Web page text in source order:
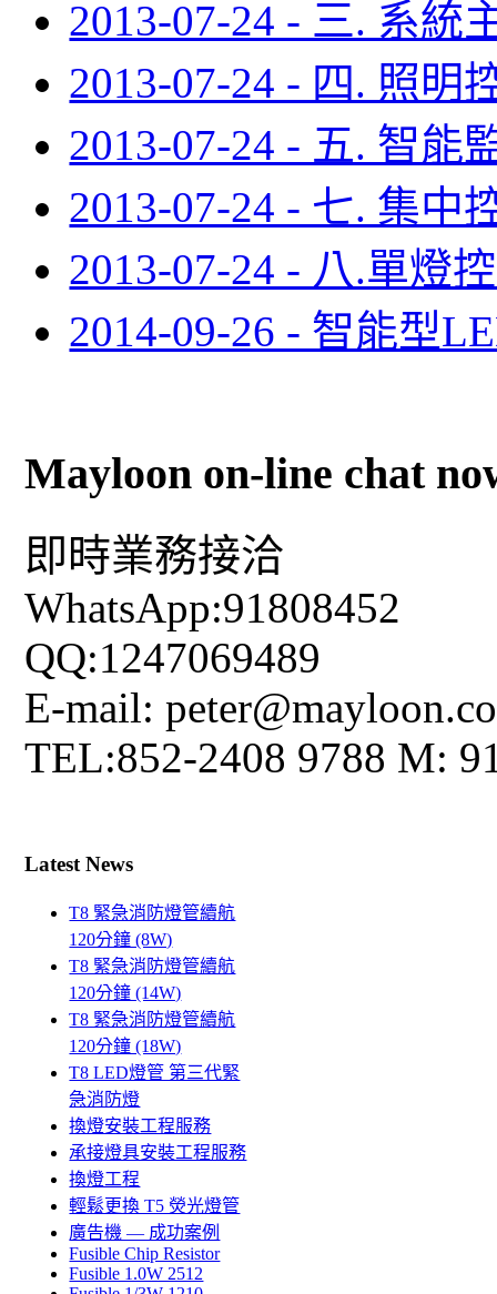
2013-07-24 - 三. 系統
2013-07-24 - 四. 照明
2013-07-24 - 五. 智能
2013-07-24 - 七. 集中
2013-07-24 - 八.單燈
2014-09-26 - 智能型
Mayloon on-line chat
即時業務接洽
WhatsApp:91808452
QQ:1247069489
E-mail:
TEL:852-2408 9788 M:
Latest News
T8 緊急消防燈管續航
120分鐘 (8W)
T8 緊急消防燈管續航
120分鐘 (14W)
T8 緊急消防燈管續航
120分鐘 (18W)
T8 LED燈管 第三代緊
急消防燈
換燈安裝工程服務
承接燈具安裝工程服務
換燈工程
輕鬆更換 T5 熒光燈管
廣告機 — 成功案例
Fusible Chip Resistor
Fusible 1.0W 2512